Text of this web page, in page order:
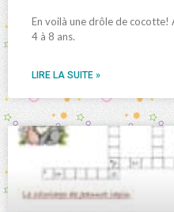
En voilà une drôle de
4 à 8 ans.
LIRE LA SUITE »